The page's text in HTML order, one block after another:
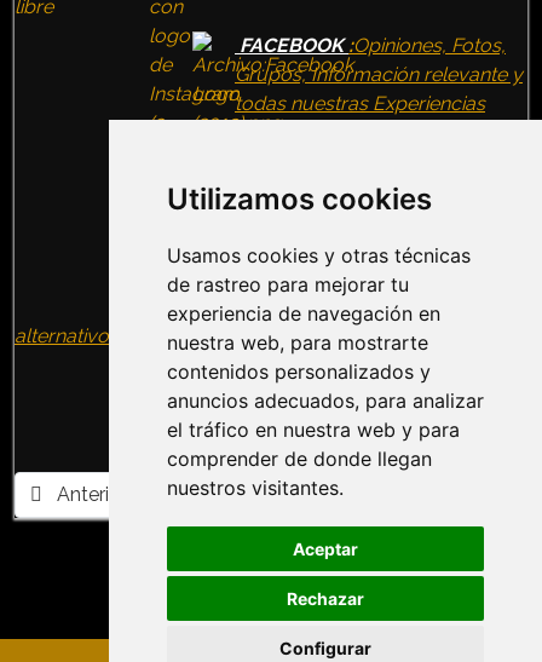
Utilizamos cookies
Usamos cookies y otras técnicas
de rastreo para mejorar tu
experiencia de navegación en
nuestra web, para mostrarte
contenidos personalizados y
anuncios adecuados, para analizar
el tráfico en nuestra web y para
comprender de donde llegan
nuestros visitantes.
Aceptar
Rechazar
Configurar
FACEBOOK :Opiniones, Fotos,
Grupos, Información relevante y
todas nuestras Experiencias
Terror Nights, VideoJuegos,
TIKTOK :Vídeos, Humor,
Información, Ocio
alternativo
Artículo anterior: MACABRE SCREAM PARK
Anterior Artículo siguiente: OKTOBER ESCAPE
Siguiente